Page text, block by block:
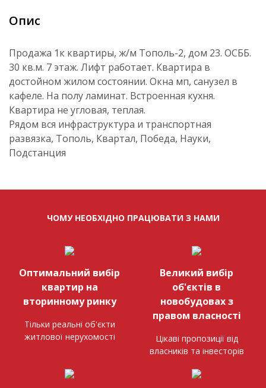
Опис
Продажа 1к квартиры, ж/м Тополь-2, дом 23. ОСББ.
30 кв.м. 7 этаж. Лифт работает. Квартира в
достойном жилом состоянии. Окна мп, санузел в
кафеле. На полу ламинат. Встроенная кухня.
Квартира не угловая, теплая.
Рядом вся инфраструктура и транспортная
развязка, Тополь, Квартал, Победа, Науки,
Подстанция
ЧОМУ НЕОБХІДНО ПРАЦЮВАТИ З НАМИ
Оптимальний вибір
квартир на
вторинному ринку
Тільки реальні об'єкти
житлової нерухомості
Великий вибір
об'єктів в
новобудовах з
правом власності
Цікаві пропозиції від
власників та інвесторів